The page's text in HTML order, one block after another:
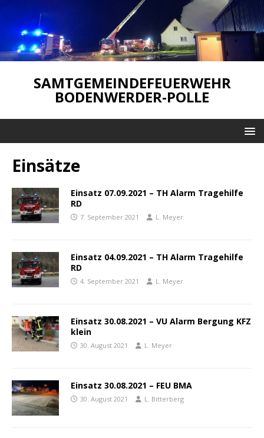
SAMTGEMEINDEFEUERWEHR
BODENWERDER-POLLE
Einsätze
Einsatz 07.09.2021 – TH Alarm Tragehilfe
RD
7. September 2021 L. Meyer
Einsatz 04.09.2021 – TH Alarm Tragehilfe
RD
4. September 2021 L. Meyer
Einsatz 30.08.2021 – VU Alarm Bergung KFZ
klein
30. August 2021 L. Meyer
Einsatz 30.08.2021 – FEU BMA
30. August 2021 L. Bitterberg